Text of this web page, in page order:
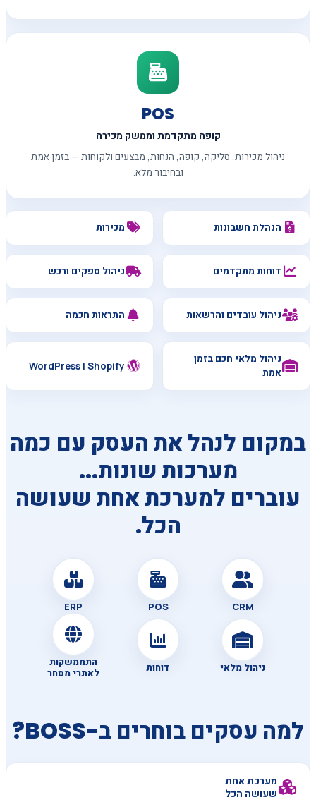
POS
קופה מתקדמת וממשק מכירה
ניהול מכירות, סליקה, קופה, הנחות, מבצעים ולקוחות — בזמן אמת
ובחיבור מלא.
הנהלת חשבונות מכירות
דוחות מתקדמים ניהול ספקים ורכש
ניהול עובדים והרשאות התראות חכמה
ניהול מלאי חכם בזמן
אמת
WordPress | Shopify
במקום לנהל את העסק עם כמה
מערכות שונות...
עוברים למערכת אחת שעושה
הכל.
CRM
POS
ERP
ניהול מלאי דוחות
התממשקות
לאתרי מסחר
למה עסקים בוחרים ב-BOSS?
מערכת אחת
שעושה הכל